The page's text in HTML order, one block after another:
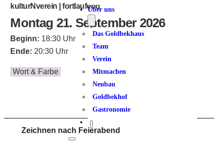
Über uns
Das Goldbekhaus
Team
Verein
Mitmachen
Neubau
Goldbekhof
Gastronomie
kulturNverein | fortlaufend
Montag 21. September 2026
Beginn: 18:30 Uhr
Ende: 20:30 Uhr
Wort & Farbe
Zeichnen nach Feierabend